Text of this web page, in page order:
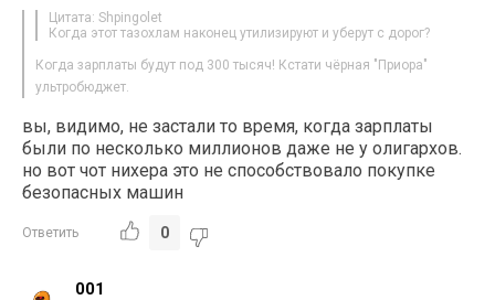
Цитата: Shpingolet
Когда этот тазохлам наконец утилизируют и уберут с дорог?
Когда зарплаты будут под 300 тысяч! Кстати чёрная "Приора"
ультробюджет.
вы, видимо, не застали то время, когда зарплаты
были по несколько миллионов даже не у олигархов.
но вот чот нихера это не способствовало покупке
безопасных машин
Ответить 0
001